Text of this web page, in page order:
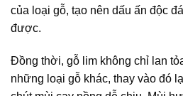
của loại gỗ, tạo nên dấu ấn độc
được.
Đồng thời, gỗ lim không chỉ lan
những loại gỗ khác, thay vào đó